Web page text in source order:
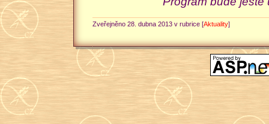
Zveřejněno 28. dubna 2013 v rubrice [Aktuality]